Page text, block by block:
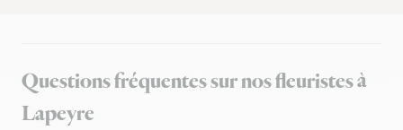
Questions fréquentes sur nos fleuristes à
Lapeyre